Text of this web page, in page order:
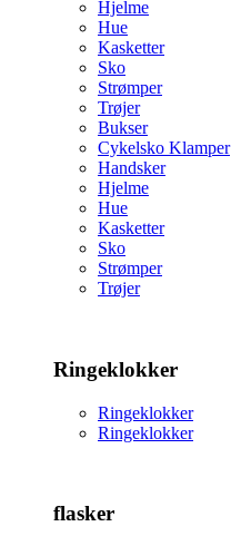
Hjelme
Hue
Kasketter
Sko
Strømper
Trøjer
Bukser
Cykelsko Klamper
Handsker
Hjelme
Hue
Kasketter
Sko
Strømper
Trøjer
Ringeklokker
Ringeklokker
Ringeklokker
flasker